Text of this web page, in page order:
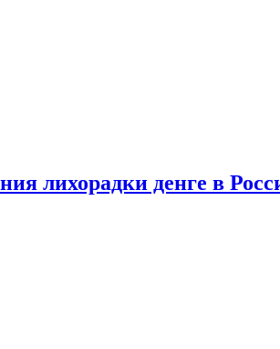
лихорадки денге в